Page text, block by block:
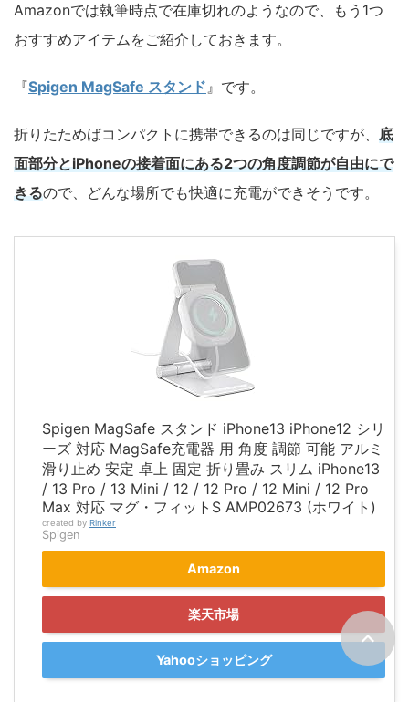
Amazonでは執筆時点で在庫切れのようなので、もう1つ
おすすめアイテムをご紹介しておきます。
『Spigen MagSafe スタンド』です。
折りたためばコンパクトに携帯できるのは同じですが、 底
面部分とiPhoneの接着面にある2つの角度調節が自由にで
きるので、どんな場所でも快適に充電ができそうです。
Spigen MagSafe スタンド iPhone13 iPhone12 シリ
ーズ 対応 MagSafe充電器 用 角度 調節 可能 アルミ
滑り止め 安定 卓上 固定 折り畳み スリム iPhone13
/ 13 Pro / 13 Mini / 12 / 12 Pro / 12 Mini / 12 Pro
Max 対応 マグ・フィットS AMP02673 (ホワイト)
created by Rinker
Spigen
Amazon
楽天市場
Yahooショッピング